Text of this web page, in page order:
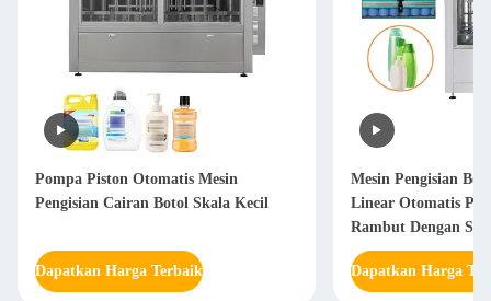
Pompa Piston Otomatis Mesin
Pengisian Cairan Botol Skala Kecil
Dapatkan Harga Terbaik
Mesin Pengisian
Linear Otomatis
Rambut Dengan
Dapatkan Harga